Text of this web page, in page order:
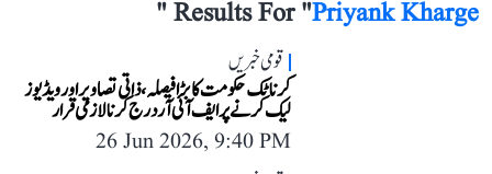
Results For "Priyank Kharge
"
قومی خبریں
کرناٹک حکومت کا بڑا فیصلہ، ذاتی تصاویر اور ویڈیوز
لیک کرنے پر ایف آئی آر درج کرنا لازمی قرار
26 Jun 2026, 9:40 PM